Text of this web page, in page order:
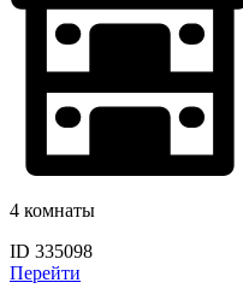
4 комнаты
ID 335098
Перейти